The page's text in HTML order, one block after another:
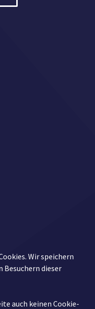
Wir speichern
Besuchern dieser
auch keinen Cookie-